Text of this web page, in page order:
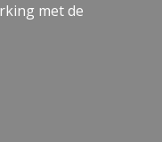
met de